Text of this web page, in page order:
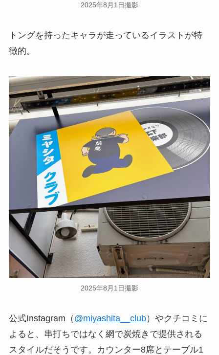
2025年8月1日撮影
トングを持ったキャラが走っているイラストが特
徴的。
2025年8月1日撮影
公式Instagram（ @miyashita__club）やクチコミに
よると、串打ちではなく網で炭焼きで提供される
スタイルだそうです。カウンター8席とテーブル1